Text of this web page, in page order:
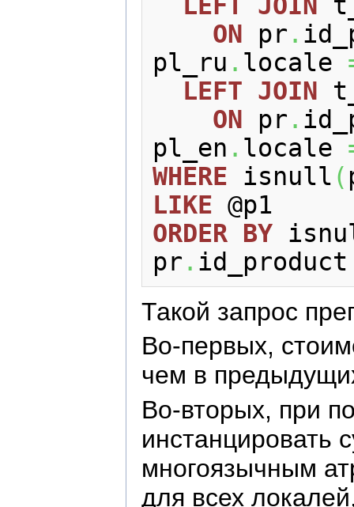
ON pr .
pl_ru . locale
LEFT JOIN
ON pr .
pl_en . locale
WHERE isnull (
LIKE
ORDER BY
pr . id_product
Такой запрос
Во-первых,
чем в
Во-вторых, при
инстанцировать
многоязычным
для всех